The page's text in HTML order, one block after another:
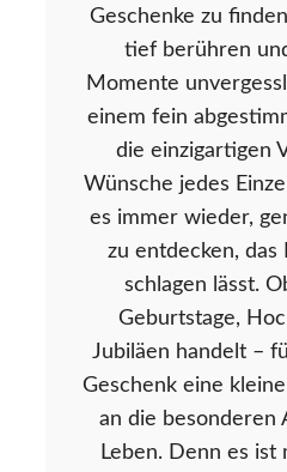
Geschenke zu
tief berühren
Momente
einem fein
die einzigartigen
Wünsche jedes
es immer wieder,
zu entdecken,
schlagen lässt.
Geburtstage,
Jubiläen handelt –
Geschenk eine
an die besonderen
Leben. Denn es ist